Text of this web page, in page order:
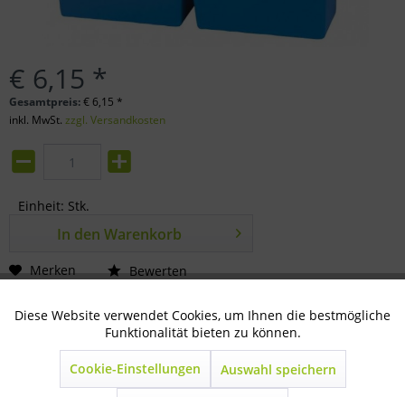
€ 6,15 *
Gesamtpreis:€ 6,15 *
inkl. MwSt. zzgl. Versandkosten
Einheit: Stk.
In den Warenkorb
Merken Bewerten
Artikel-Nr.: 80-30-0500
Beschreibung
Blau Maße: 38 x 25 x 11,5cm zur...
Technisch notwendig Aktiv
Marketing Inaktiv
Diese Website verwendet Cookies, um Ihnen die bestmögliche
Funktionalität bieten zu können.
Cookie-Einstellungen Auswahl speichern